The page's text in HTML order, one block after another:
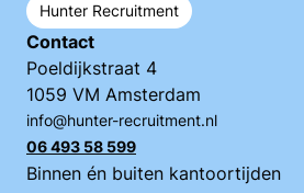
Hunter Recruitment
Contact
Poeldijkstraat 4
1059 VM Amsterdam
info@hunter-recruitment.nl
06 493 58 599
Binnen én buiten kantoortijden